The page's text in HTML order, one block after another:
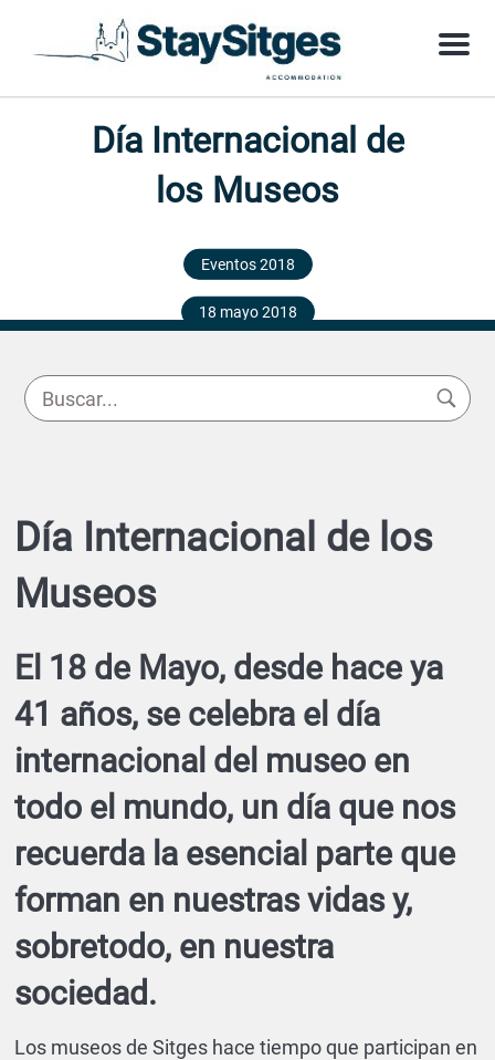
Menu
Día Internacional de
los Museos
Eventos 2018
18 mayo 2018
Día Internacional de los
Museos
El 18 de Mayo, desde hace ya
41 años, se celebra el día
internacional del museo en
todo el mundo, un día que nos
recuerda la esencial parte que
forman en nuestras vidas y,
sobretodo, en nuestra
sociedad.
Los museos de Sitges hace tiempo que participan en